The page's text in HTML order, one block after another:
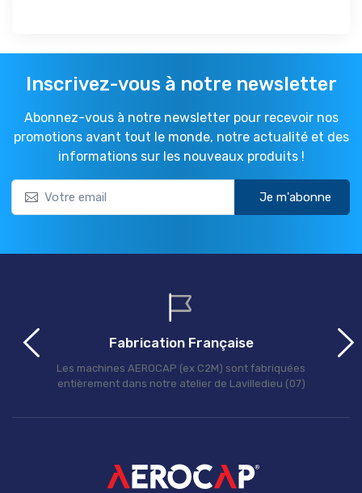
Inscrivez-vous à notre newsletter
Abonnez-vous à notre newsletter pour recevoir nos
promotions avant tout le monde, notre actualité et des
informations sur les nouveaux produits !
Je m'abonne
Fabrication Française
Les machines AEROCAP (ex C2M) sont fabriquées
entièrement dans notre atelier de Lavilledieu (07)